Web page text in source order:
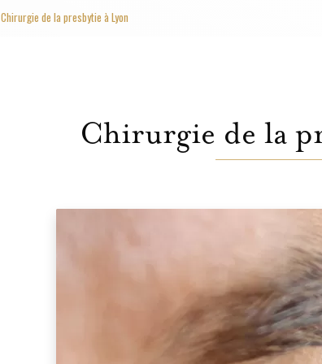
Chirurgie de la presbytie à Lyon
Chirurgie de la